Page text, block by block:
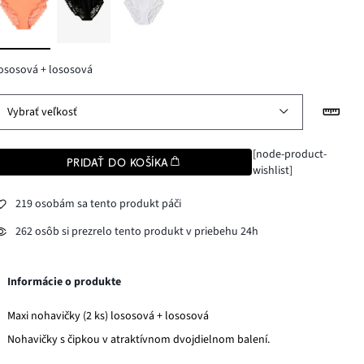
+ lososová
Vybrať veľkosť
PRIDAŤ DO KOŠÍKA
[node-product-
wishlist]
219 osobám sa tento produkt páči
262 osôb si prezrelo tento produkt v priebehu 24h
Informácie o produkte
Maxi nohavičky (2 ks) lososová + lososová
Nohavičky s čipkou v atraktívnom dvojdielnom balení.